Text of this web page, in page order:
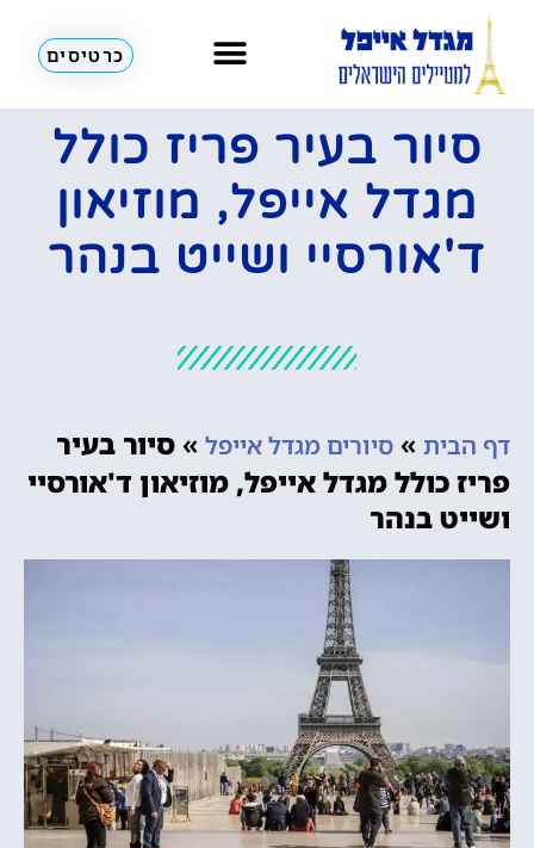
כרטיסים
סיור בעיר פריז כולל
מגדל אייפל, מוזיאון
ד'אורסיי ושייט בנהר
דף הבית » סיורים מגדל אייפל »סיור בעיר
פריז כולל מגדל אייפל, מוזיאון ד'אורסיי
ושייט בנהר